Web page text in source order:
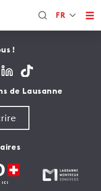
FR
!
de Lausanne